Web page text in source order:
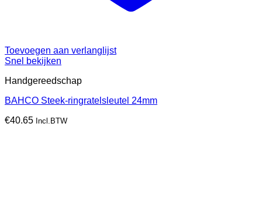
Toevoegen aan verlanglijst
Snel bekijken
Handgereedschap
BAHCO Steek-ringratelsleutel 24mm
€40.65 Incl.BTW